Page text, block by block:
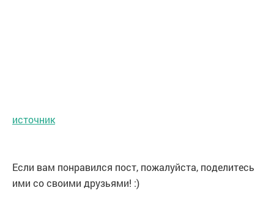
источник
Если вам понравился пост, пожалуйста, поделитесь
ими со своими друзьями! :)